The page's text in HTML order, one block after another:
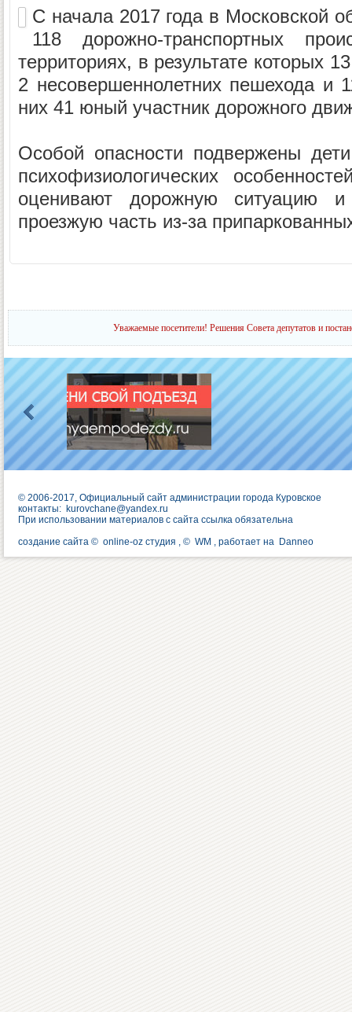
С начала 2017 года в Московской
118 дорожно-транспортных
территориях, в результате которых
2 несовершеннолетних пешехода и
них 41 юный участник дорожного
Особой опасности подвержены
психофизиологических
оценивают дорожную ситуацию
проезжую часть из-за
Уважаемые посетители! Решения Совета депутатов и
© 2006-2017, Официальный сайт администрации города Куровское
контакты: kurovchane@yandex.ru
При использовании материалов с сайта ссылка обязательна
создание сайта © online-oz студия , © WM , работает на Danneo